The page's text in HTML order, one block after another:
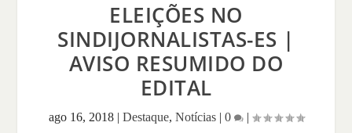
ELEIÇÕES NO
SINDIJORNALISTAS-ES |
AVISO RESUMIDO DO
EDITAL
ago 16, 2018| Destaque, Notícias| 0 |